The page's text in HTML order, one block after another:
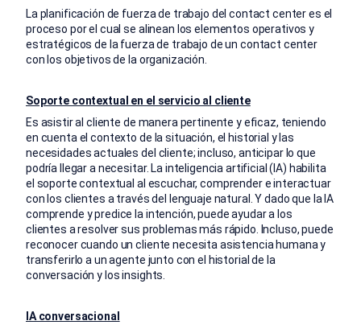
La planificación de fuerza de trabajo del contact center es el
proceso por el cual se alinean los elementos operativos y
estratégicos de la fuerza de trabajo de un contact center
con los objetivos de la organización.
Soporte contextual en el servicio al cliente
Es asistir al cliente de manera pertinente y eficaz, teniendo
en cuenta el contexto de la situación, el historial y las
necesidades actuales del cliente; incluso, anticipar lo que
podría llegar a necesitar. La inteligencia artificial (IA) habilita
el soporte contextual al escuchar, comprender e interactuar
con los clientes a través del lenguaje natural. Y dado que la IA
comprende y predice la intención, puede ayudar a los
clientes a resolver sus problemas más rápido. Incluso, puede
reconocer cuando un cliente necesita asistencia humana y
transferirlo a un agente junto con el historial de la
conversación y los insights.
IA conversacional